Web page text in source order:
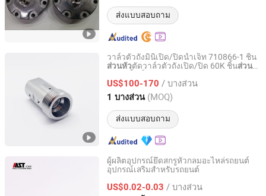
ส่งแบบสอบถาม
วาล์วตัวถังมินิเปิด/ปิดน้ำเจ็ท 710866-1 ชิ้น
ส่วนหัวตัดวาล์วตัวถังเปิด/ปิด 60K ชิ้นส่วน
US$100-170 / บางส่วน
1 บางส่วน (MOQ)
ส่งแบบสอบถาม
Foshan HaiRan Machinery And Equipment Co.Ltd
Guangdong, China อัตราจาก 2021
ผู้ผลิตอุปกรณ์ยึดสกรูหัวกลมอะไหล่รถยนต์
อุปกรณ์เสริมสำหรับรถยนต์
US$0.02-0.03 / บางส่วน
Guangzhou Zhongbiao Automotive Technology Co., Ltd.